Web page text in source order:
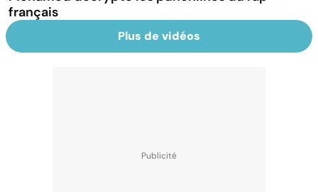
français
Plus de vidéos